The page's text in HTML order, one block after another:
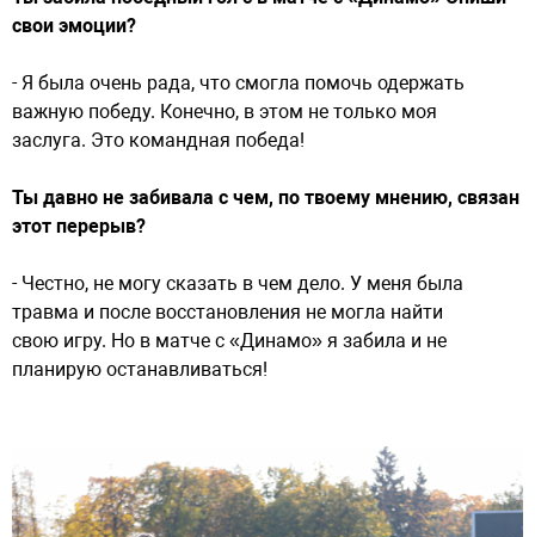
свои эмоции?
- Я была очень рада, что смогла помочь одержать
важную победу. Конечно, в этом не только моя
заслуга. Это командная победа!
Ты давно не забивала с чем, по твоему мнению, связан
этот перерыв?
- Честно, не могу сказать в чем дело. У меня была
травма и после восстановления не могла найти
свою игру. Но в матче с «Динамо» я забила и не
планирую останавливаться!